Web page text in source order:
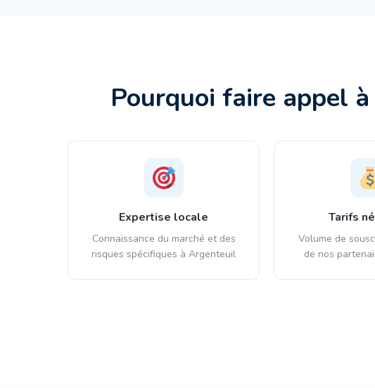
Pourquoi faire appel
Expertise locale
Connaissance du marché et des
risques spécifiques à Argenteuil
Tarifs
Volume de
de nos